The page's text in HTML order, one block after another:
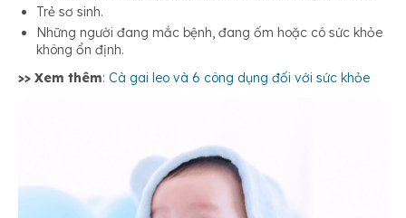
Trẻ sơ sinh.
Những người đang mắc bệnh, đang ốm hoặc có sức khỏe
không ổn định.
>> Xem thêm: Cà gai leo và 6 công dụng đối với sức khỏe